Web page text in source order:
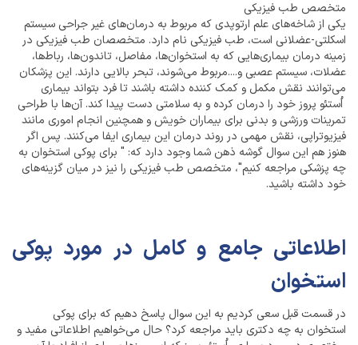
متخصص طب فیزیکی
یکی از شاخه‌های علم ارتوپدی که مربوط به درمان‌های غیر جراحی سیستم
اسکلتی-عضلانی است، طب فیزیکی نام دارد. متخصصان طب فیزیکی در
زمینه درمان بیماری‌هایی که به استخوان‌ها، مفاصل، تاندون‌ها، رباط‌ها،
عضلات، سیستم عصبی و....مربوط می‌شوند، تبحر بالایی دارند. این پزشکان
می‌توانند نقش مکمل و کمک کننده داشته باشند تا فرد بتواند بیماری
اُستئو پروز خود را درمان کرده و به سلامتی دست پیدا کند. آن‌ها با طراحی
تمرینات ورزشی و بدنی برای بیماران خویش و همچنین انجام اموری مانند
فیزیوتراپی، نقش مهمی در روند درمان این بیماری ایفا می‌کنند. پس اگر
هنوز هم این سوال گوشه ذهن شما وجود دارد که: " برای پوکی استخوان به
چه پزشکی مراجعه کنیم"، متخصص طب فیزیکی را نیز در میان گزینه‌های
خود داشته باشید.
اطلاعاتی جامع و کامل در مورد پوکی
استخوان
در قسمت قبل سعی کردیم به این سوال پاسخ دهیم که برای پوکی
استخوان به چه دکتری باید مراجعه کرد؟ حال می‌خواهیم اطلاعاتی مفید و